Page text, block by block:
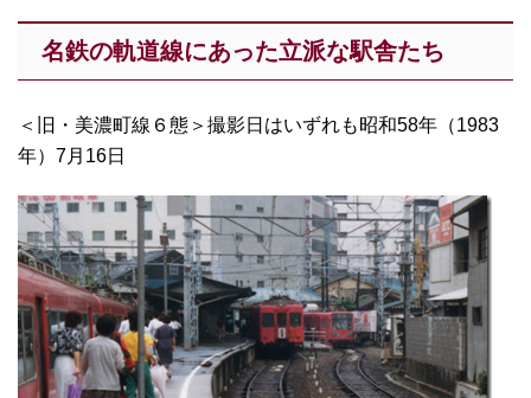
名鉄の軌道線にあった立派な駅舎たち
＜旧・美濃町線６態＞撮影日はいずれも昭和58年（1983
年）7月16日